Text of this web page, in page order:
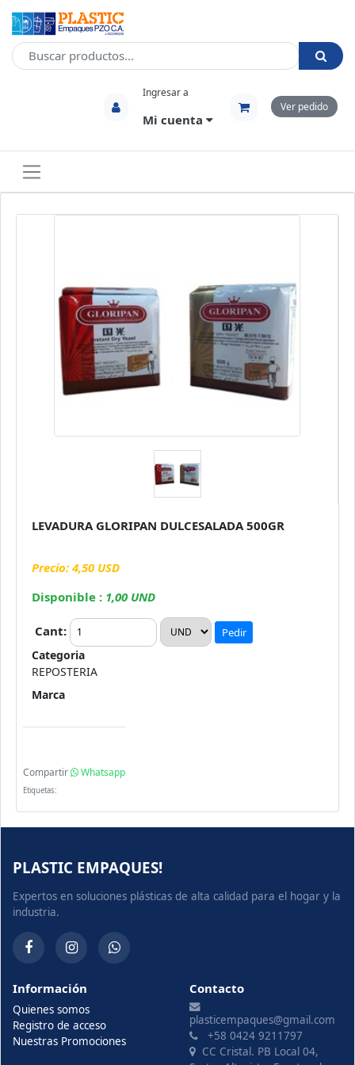
Ingresar a
Mi cuenta
Ver pedido
LEVADURA GLORIPAN DULCESALADA 500GR
Precio: 4,50 USD
Disponible : 1,00 UND
Cant: Pedir
Categoria
REPOSTERIA
Marca
Compartir Whatsapp
Etiquetas:
PLASTIC EMPAQUES!
Expertos en soluciones plásticas de alta calidad para el hogar y la
industria.
Información
Quienes somos
Registro de acceso
Nuestras Promociones
Contacto
plasticempaques@gmail.com
+58 0424 9211797
CC Cristal. PB Local 04,